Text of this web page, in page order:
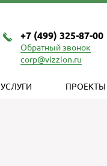
+7 (499) 325-87-00
Обратный звонок
corp@vizzion.ru
УСЛУГИ ПРОЕКТЫ